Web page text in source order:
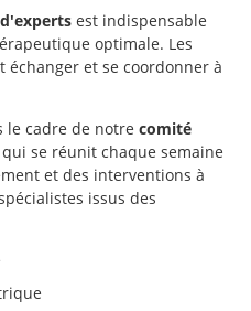
est indispensable
optimale. Les
et se coordonner à
doi:
le cadre de notre comité
se réunit chaque semaine
et des interventions à
issus des